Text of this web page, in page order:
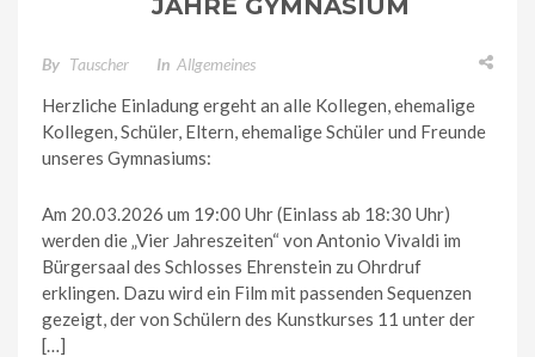
By Tauscher In Allgemeines
Herzliche Einladung ergeht an alle Kollegen, ehemalige
Kollegen, Schüler, Eltern, ehemalige Schüler und Freunde
unseres Gymnasiums:
Am 20.03.2026 um 19:00 Uhr (Einlass ab 18:30 Uhr)
werden die „Vier Jahreszeiten“ von Antonio Vivaldi im
Bürgersaal des Schlosses Ehrenstein zu Ohrdruf
erklingen. Dazu wird ein Film mit passenden Sequenzen
gezeigt, der von Schülern des Kunstkurses 11 unter der
[…]